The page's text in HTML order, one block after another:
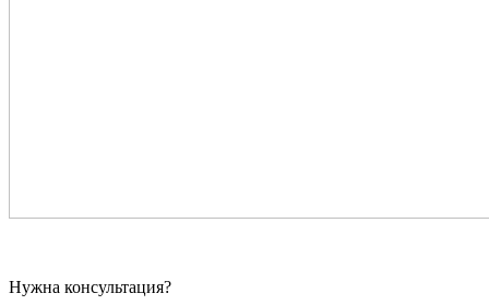
Нужна консультация?